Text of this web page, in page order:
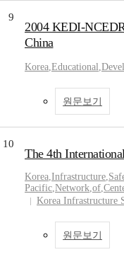
9
2004 KEDI-
China
Korea,Educational,
원문보기
10
The 4th
Korea,Infrastructure,
Pacific,Network,of,
Korea Infrastructure
원문보기